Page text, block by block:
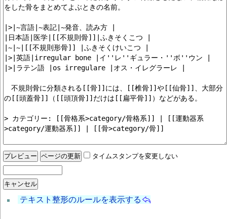
タイムスタンプを変更しない
テキスト整形のルールを表示する